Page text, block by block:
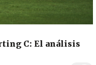
C: El análisis